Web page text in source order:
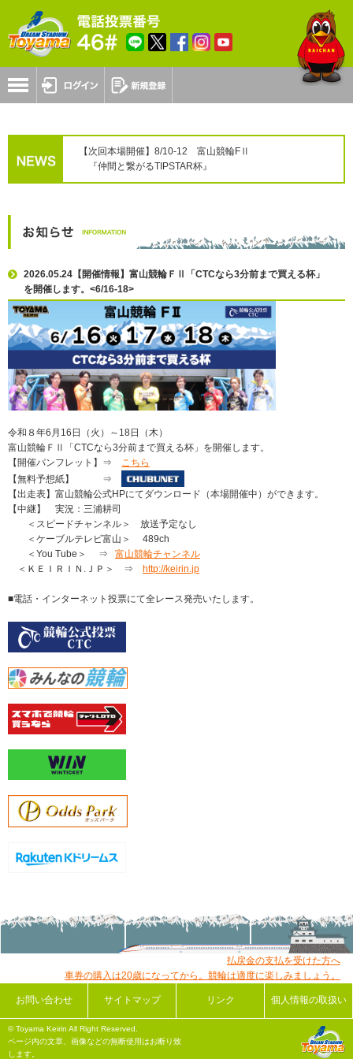
【次回本場開催】8/10-12 富山競輪FⅡ
『仲間と繋がるTIPSTAR杯』
2026.05.24【開催情報】富山競輪ＦⅡ「CTCなら3分前まで買える杯」
を開催します。<6/16-18>
令和８年6月16日（火）～18日（木）
富山競輪ＦⅡ「CTCなら3分前まで買える杯」を開催します。
【開催パンフレット】⇒ こちら
【無料予想紙】 ⇒
【出走表】富山競輪公式HPにてダウンロード（本場開催中）ができます。
【中継】 実況：三浦耕司
＜スピードチャンネル＞ 放送予定なし
＜ケーブルテレビ富山＞ 489ch
＜You Tube＞ ⇒ 富山競輪チャンネル
＜ＫＥＩＲＩＮ.ＪＰ＞ ⇒ http://keirin.jp
■電話・インターネット投票にて全レース発売いたします。
払戻金の支払を受けた方へ
車券の購入は20歳になってから。競輪は適度に楽しみましょう。
お問い合わせ サイトマップ リンク 個人情報の取扱い
© Toyama Keirin All Right Reserved.
ページ内の文章、画像などの無断使用はお断り致
します。